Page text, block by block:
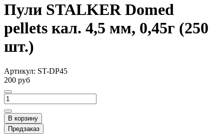
Пули STALKER Domed
pellets кал. 4,5 мм, 0,45г (250
шт.)
Артикул: ST-DP45
200 руб
В корзину
Предзаказ